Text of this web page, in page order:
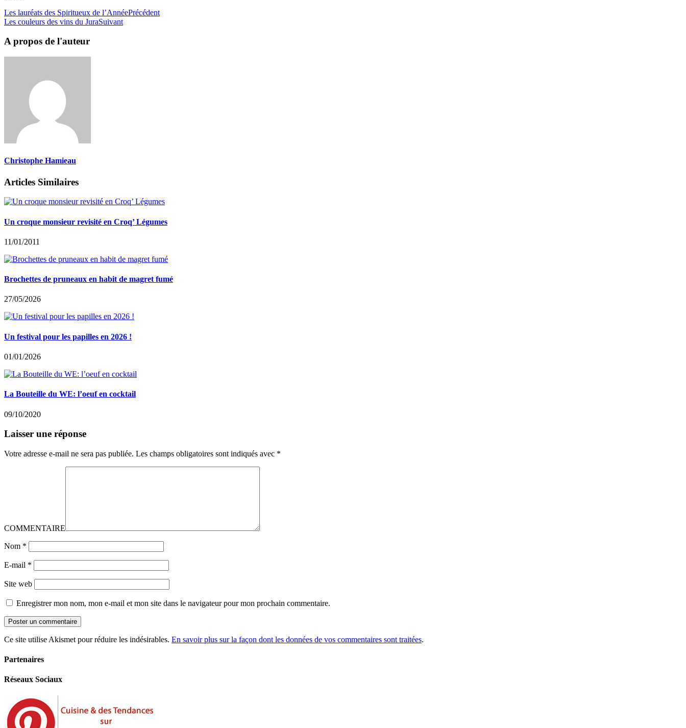
Les lauréats des Spiritueux de l’AnnéePrécédent
Les couleurs des vins du JuraSuivant
A propos de l'auteur
Christophe Hamieau
Articles Similaires
Un croque monsieur revisité en Croq’ Légumes
11/01/2011
Brochettes de pruneaux en habit de magret fumé
27/05/2026
Un festival pour les papilles en 2026 !
01/01/2026
La Bouteille du WE: l’oeuf en cocktail
09/10/2020
Laisser une réponse
Votre adresse e-mail ne sera pas publiée. Les champs obligatoires sont indiqués avec *
COMMENTAIRE
Nom *
E-mail *
Site web
Enregistrer mon nom, mon e-mail et mon site dans le navigateur pour mon prochain commentaire.
Ce site utilise Akismet pour réduire les indésirables. En savoir plus sur la façon dont les données de vos commentaires sont traitées.
Partenaires
Réseaux Sociaux